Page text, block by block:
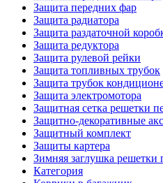
Защита передних фар
Защита радиатора
Защита раздаточной
Защита редуктора
Защита рулевой рейки
Защита топливных трубок
Защита трубок
Защита электромотора
Защитная сетка решетки
Защитно-декоративные
Защитный комплект
Защиты картера
Зимняя заглушка решетки
Категория